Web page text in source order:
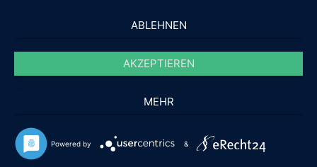
ABLEHNEN
AKZEPTIEREN
MEHR
Powered by &